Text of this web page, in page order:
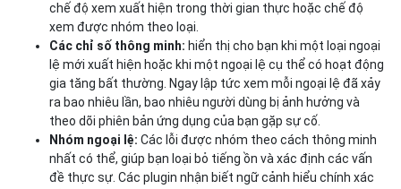
chế độ xem xuất hiện trong thời gian thực hoặc chế độ
xem được nhóm theo loại.
Các chỉ số thông minh: hiển thị cho bạn khi một loại ngoại
lệ mới xuất hiện hoặc khi một ngoại lệ cụ thể có hoạt động
gia tăng bất thường. Ngay lập tức xem mỗi ngoại lệ đã xảy
ra bao nhiêu lần, bao nhiêu người dùng bị ảnh hưởng và
theo dõi phiên bản ứng dụng của bạn gặp sự cố.
Nhóm ngoại lệ: Các lỗi được nhóm theo cách thông minh
nhất có thể, giúp bạn loại bỏ tiếng ồn và xác định các vấn
đề thực sự. Các plugin nhận biết ngữ cảnh hiểu chính xác